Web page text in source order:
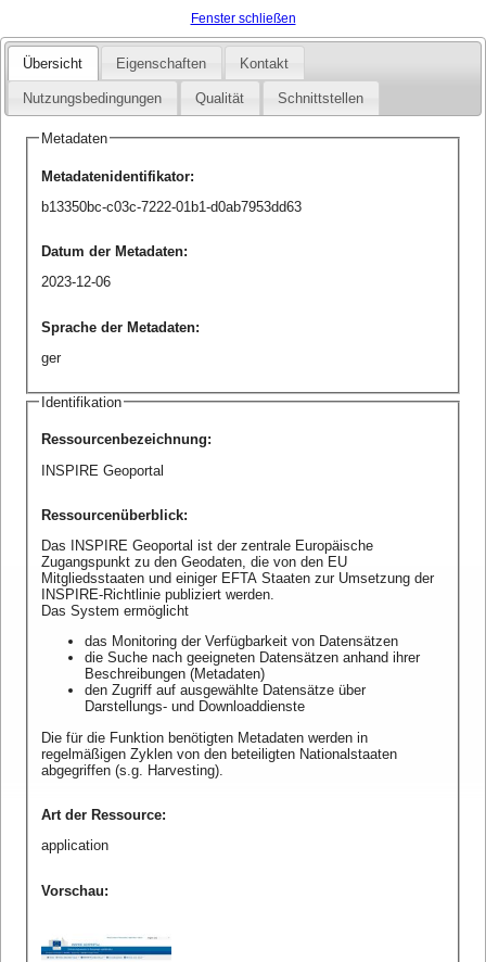
Fenster schließen
Übersicht Eigenschaften Kontakt
Nutzungsbedingungen Qualität Schnittstellen
Metadaten
Metadatenidentifikator:
b13350bc-c03c-7222-01b1-d0ab7953dd63
Datum der Metadaten:
2023-12-06
Sprache der Metadaten:
ger
Identifikation
Ressourcenbezeichnung:
INSPIRE Geoportal
Ressourcenüberblick:
Das INSPIRE Geoportal ist der zentrale Europäische
Zugangspunkt zu den Geodaten, die von den EU
Mitgliedsstaaten und einiger EFTA Staaten zur Umsetzung der
INSPIRE-Richtlinie publiziert werden.
Das System ermöglicht
das Monitoring der Verfügbarkeit von Datensätzen
die Suche nach geeigneten Datensätzen anhand ihrer
Beschreibungen (Metadaten)
den Zugriff auf ausgewählte Datensätze über
Darstellungs- und Downloaddienste
Die für die Funktion benötigten Metadaten werden in
regelmäßigen Zyklen von den beteiligten Nationalstaaten
abgegriffen (s.g. Harvesting).
Art der Ressource:
application
Vorschau: